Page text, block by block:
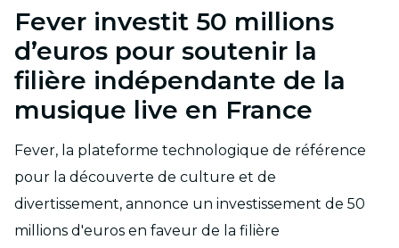
Fever investit 50 millions
d’euros pour soutenir la
filière indépendante de la
musique live en France
Fever, la plateforme technologique de référence
pour la découverte de culture et de
divertissement, annonce un investissement de 50
millions d'euros en faveur de la filière